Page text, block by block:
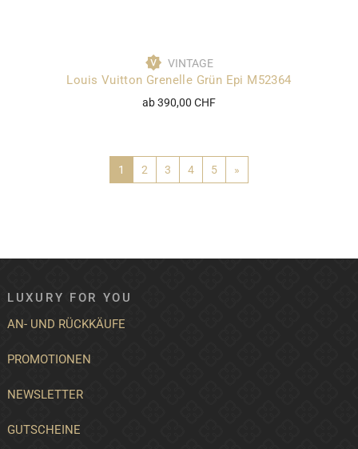
VINTAGE
Louis Vuitton Grenelle Grün Epi M52364
ab 390,00 CHF
1 2 3 4 5 »
LUXURY FOR YOU
AN- UND RÜCKKÄUFE
PROMOTIONEN
NEWSLETTER
GUTSCHEINE